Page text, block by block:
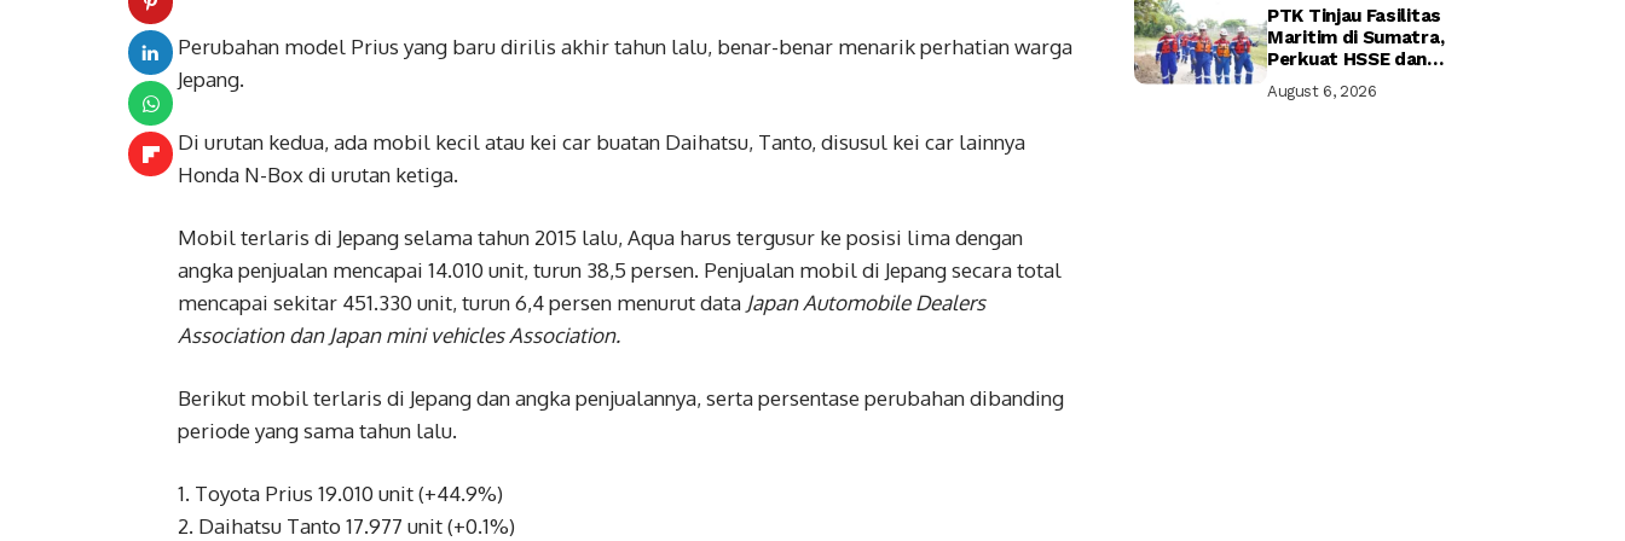
Perubahan model Prius yang baru dirilis akhir tahun lalu, benar-benar menarik perhatian warga
Jepang.
Di urutan kedua, ada mobil kecil atau kei car buatan Daihatsu, Tanto, disusul kei car lainnya
Honda N-Box di urutan ketiga.
Mobil terlaris di Jepang selama tahun 2015 lalu, Aqua harus tergusur ke posisi lima dengan
angka penjualan mencapai 14.010 unit, turun 38,5 persen. Penjualan mobil di Jepang secara total
mencapai sekitar 451.330 unit, turun 6,4 persen menurut data Japan Automobile Dealers
Association dan Japan mini vehicles Association.
Berikut mobil terlaris di Jepang dan angka penjualannya, serta persentase perubahan dibanding
periode yang sama tahun lalu.
1. Toyota Prius 19.010 unit (+44.9%)
2. Daihatsu Tanto 17.977 unit (+0.1%)
PTK Tinjau Fasilitas
Maritim di Sumatra,
Perkuat HSSE dan
Energi
August 6, 2026